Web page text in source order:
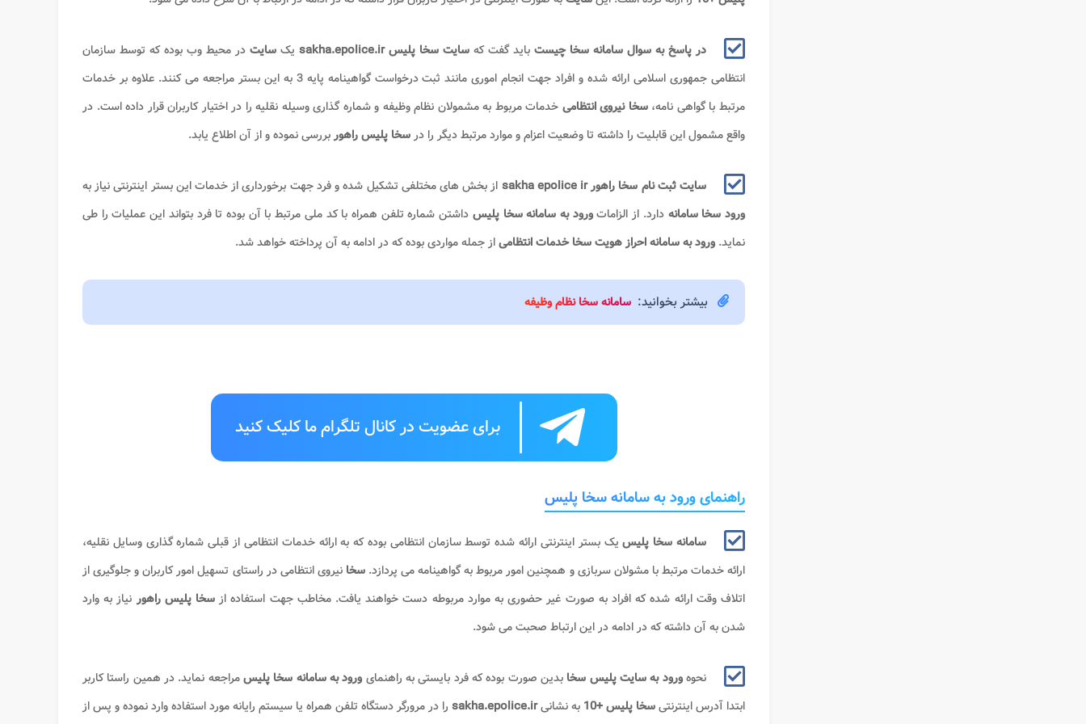
در پاسخ به سوال سامانه سخا چیست​ باید گفت که سایت سخا پلیس sakha.epolice.ir یک سایت در محیط وب بوده که توسط سازمان
انتظامی جمهوری اسلامی ارائه شده و افراد جهت انجام اموری مانند ثبت درخواست گواهینامه پایه 3 به این بستر مراجعه می کنند. علاوه بر خدمات
مرتبط با گواهی نامه،سخا نیروی انتظامی خدمات مربوط به مشمولان نظام وظیفه و شماره گذاری وسیله نقلیه را در اختیار کاربران قرار داده است. در
واقع مشمول این قابلیت را داشته تا وضعیت اعزام و موارد مرتبط دیگر را درسخا پلیس راهوربررسی نموده و از آن اطلاع یابد.
سایت ثبت نام سخا راهور sakha epolice ir
از بخش های مختلفی تشکیل شده و فرد جهت برخورداری از خدمات این بستر اینترنتی نیاز به
ورود سخا سامانه دارد. از الزاماتورود به سامانه سخا پلیس داشتن شماره تلفن همراه با کد ملی مرتبط با آن بوده تا فرد بتواند این عملیات را طی
نماید. ورود به سامانه احراز هویت سخا خدمات انتظامیاز جمله مواردی بوده که در ادامه به آن پرداخته خواهد شد.
بیشتر بخوانید: سامانه سخا نظام وظیفه
برای عضویت در کانال تلگرام ما کلیک کنید
راهنمای ورود به سامانه سخا پلیس
سامانه سخا پلیس یک بستر اینترنتی ارائه شده توسط سازمان انتظامی بوده که به ارائه خدمات انتظامی از قبلی شماره گذاری وسایل نقلیه،
ارائه خدمات مرتبط با مشولان سربازی و همچنین امور مربوط به گواهینامه می پردازد.سخانیروی انتظامی در راستای تسهیل امور کاربران و جلوگیری از
اتلاف وقت ارائه شده که افراد به صورت غیر حضوری به موارد مربوطه دست خواهند یافت. مخاطب جهت استفاده از سخا پلیس راهور نیاز به وارد
شدن به آن داشته که در ادامه در این ارتباط صحبت می شود.
نحوهورود به سایت پلیس سخا بدین صورت بوده که فرد بایستی به راهنمای ورود به سامانه سخا پلیسمراجعه نماید. در همین راستا کاربر
ابتدا آدرس اینترنتیسخا پلیس +10 به نشانیsakha.epolice.ir را در مرورگر دستگاه تلفن همراه یا سیستم رایانه مورد استفاده وارد نموده و پس از